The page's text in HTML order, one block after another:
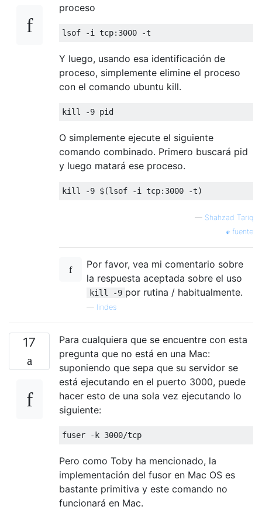
proceso
lsof -i tcp: 3000 -t
Y luego, usando esa identificación de
proceso, simplemente elimine el proceso
con el comando ubuntu kill.
kill -9 pid
O simplemente ejecute el siguiente
comando combinado. Primero buscará pid
y luego matará ese proceso.
kill -9 $(lsof -i tcp: 3000 -t)
— Shahzad Tariq
fuente
Por favor, vea mi comentario sobre
la respuesta aceptada sobre el uso
kill -9 por rutina / habitualmente.
lindes
17
Para cualquiera que se encuentre con esta
pregunta que no está en una Mac:
suponiendo que sepa que su servidor se
está ejecutando en el puerto 3000, puede
hacer esto de una sola vez ejecutando lo
siguiente:
fuser -k 3000/tcp
Pero como Toby ha mencionado, la
implementación del fusor en Mac OS es
bastante primitiva y este comando no
funcionará en Mac.